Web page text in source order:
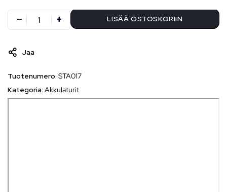
LISÄÄ OSTOSKORIIN
Jaa
Tuotenumero: STA017
Kategoria: Akkulaturit